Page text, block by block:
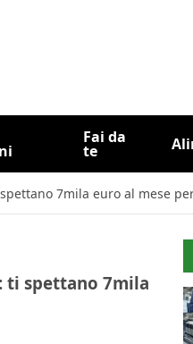
Fai da
te
7mila euro al mese
ti spettano 7mila